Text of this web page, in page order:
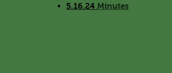
5.16.24 Minutes